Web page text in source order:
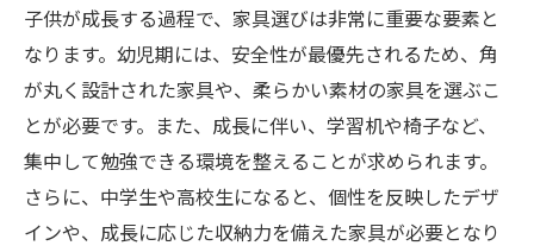
インテリアに調和するデザインの秘訣
多目的に使える家具の探し方
収納スペースを確保するデザイン選び
空間を活かすミニマルデザイン
長く愛用できるデザインのポイント
収納スペースを最大限に活用するための家具選
子供が成長する過程で、家具選びは非常に重要な要素と
なります。幼児期には、安全性が最優先されるため、角
が丸く設計された家具や、柔らかい素材の家具を選ぶこ
とが必要です。また、成長に伴い、学習机や椅子など、
集中して勉強できる環境を整えることが求められます。
さらに、中学生や高校生になると、個性を反映したデザ
インや、成長に応じた収納力を備えた家具が必要となり